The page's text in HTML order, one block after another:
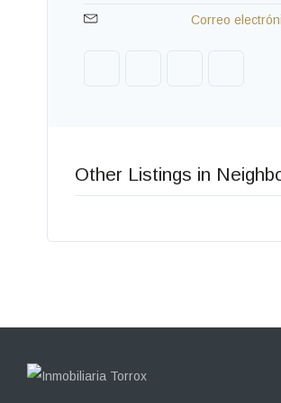
Correo
Other Listings in